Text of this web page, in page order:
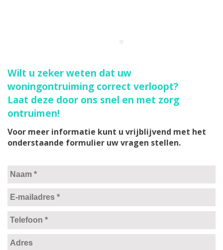
Wilt u zeker weten dat uw
woningontruiming correct verloopt?
Laat deze door ons snel en met zorg
ontruimen!
Voor meer informatie kunt u vrijblijvend met het
onderstaande formulier uw vragen stellen.